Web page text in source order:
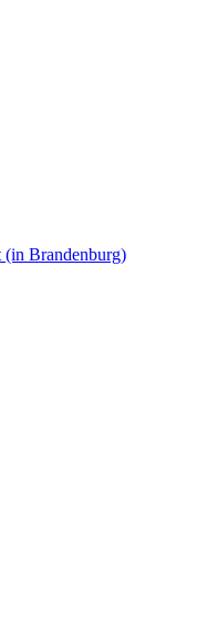
(in Brandenburg)